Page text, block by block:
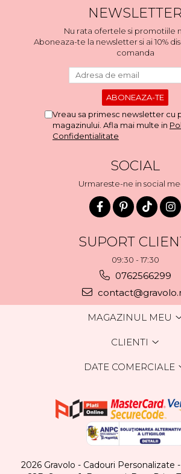
NEWSLETTER
Nu rata ofertele si promotiile
Aboneaza-te la newsletter si ai 10%
comanda
Vreau sa primesc newsletter cu
magazinului. Afla mai multe in
Confidentialitate
SOCIAL
Urmareste-ne in social
SUPORT
09:30 - 17:30
0762566299
MAGAZINUL MEU
CLIENTI
DATE COMERCIALE
2026 Gravolo - Cadouri Personalizate